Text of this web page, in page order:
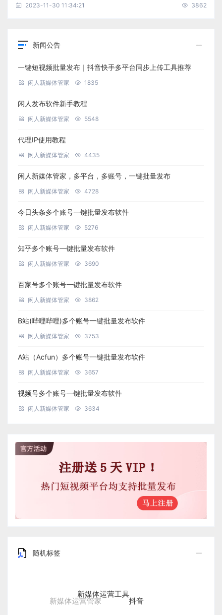
2023-11-30 11:34:21 3862
新闻公告
一键短视频批量发布｜抖音快手多平台同步上传工具推荐
闲人新媒体管家 1835
闲人发布软件新手教程
闲人新媒体管家 5548
代理IP使用教程
闲人新媒体管家 4435
闲人新媒体管家，多平台，多账号，一键批量发布
闲人新媒体管家 4728
今日头条多个账号一键批量发布软件
闲人新媒体管家 5276
知乎多个账号一键批量发布软件
闲人新媒体管家 3690
百家号多个账号一键批量发布软件
闲人新媒体管家 3862
B站(哔哩哔哩)多个账号一键批量发布软件
闲人新媒体管家 3753
A站（Acfun）多个账号一键批量发布软件
闲人新媒体管家 3657
视频号多个账号一键批量发布软件
闲人新媒体管家 3634
随机标签
新媒体运营管家
新媒体运营工具
抖音